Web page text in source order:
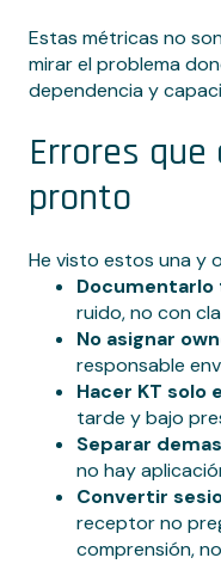
Estas métricas no
mirar el problema
dependencia y
Errores
pronto
He visto estos una y
Documentarlo
ruido, no con
No asignar
responsable
Hacer KT solo
tarde y bajo
Separar
no hay
Convertir
receptor no
comprensión,